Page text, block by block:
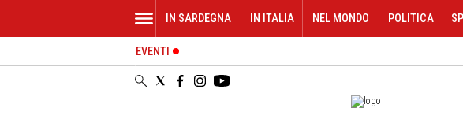
IN SARDEGNA IN ITALIA NEL MONDO POLITICA
EVENTI